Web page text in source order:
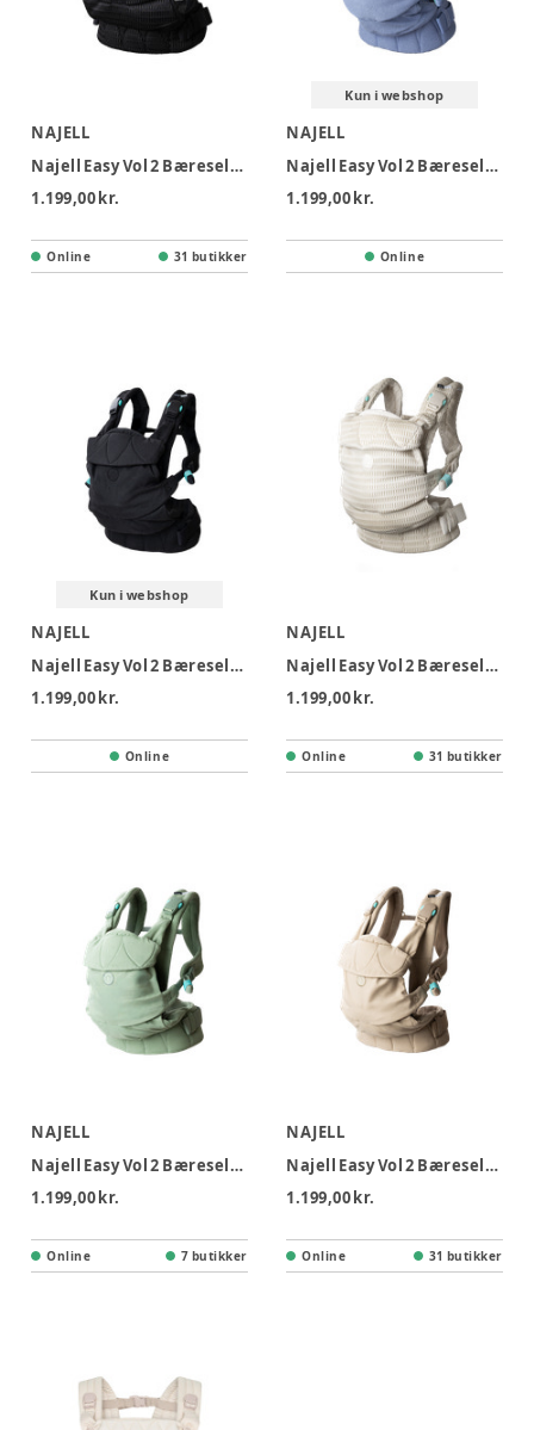
NAJELL
Najell Easy Vol 2 Bæresele - Jet Black Mesh
1.199,00 kr.
Online 31 butikker
Kun i webshop
NAJELL
Najell Easy Vol 2 Bæresele - Bouclé Blue
1.199,00 kr.
Online
Kun i webshop
NAJELL
Najell Easy Vol 2 Bæresele - Matte Black
1.199,00 kr.
Online
NAJELL
Najell Easy Vol 2 Bæresele - Almond Beige Mesh
1.199,00 kr.
Online 31 butikker
NAJELL
Najell Easy Vol 2 Bæresele - Agave Green
1.199,00 kr.
Online 7 butikker
NAJELL
Najell Easy Vol 2 Bæresele - Honey Beige
1.199,00 kr.
Online 31 butikker